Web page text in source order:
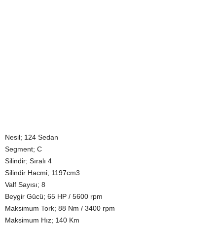
Nesil; 124 Sedan
Segment; C
Silindir; Sıralı 4
Silindir Hacmi; 1197cm3
Valf Sayısı; 8
Beygir Gücü; 65 HP / 5600 rpm
Maksimum Tork; 88 Nm / 3400 rpm
Maksimum Hız; 140 Km